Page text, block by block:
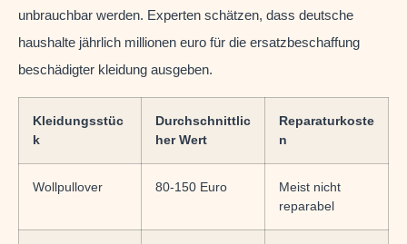
unbrauchbar werden. Experten schätzen, dass deutsche
haushalte jährlich millionen euro für die ersatzbeschaffung
beschädigter kleidung ausgeben.
Kleidungsstüc
k
Durchschnittlic
her Wert
Reparaturkoste
n
Wollpullover 80-150 Euro
Meist nicht
reparabel